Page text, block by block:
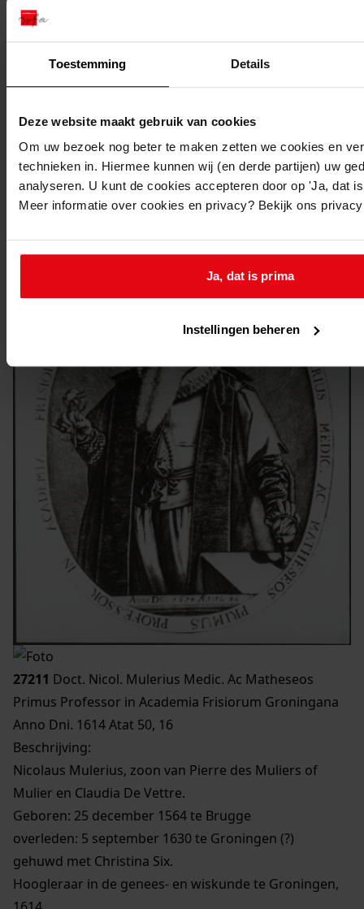
Toestemming Details
Deze website maakt gebruik van cookies
Om uw bezoek nog beter te maken zetten we cookies en
technieken in. Hiermee kunnen wij (en derde partijen) uw
analyseren. U kunt de cookies accepteren door op 'Ja, dat
Meer informatie over cookies en privacy? Bekijk ons
Ja, dat is prima
Instellingen beheren
duurzaam webadres
27211 Doct. Nicol. Mulerius Medic. Ac Matheseos
Primus Professor in Academia Frisiorum Groningana
Anno Dni. 1614 Atat 50, 16
Beschrijving:
Nicolaus Mulerius, zoon van Pierre des Muliers of
Mulier en Claudia De Vettre.
Geboren: 25 december 1564 te Brugge
overleden: 5 september 1630 te Groningen (?)
gehuwd met Christina Six.
Hoogleraar in de genees- en wiskunde te Groningen,